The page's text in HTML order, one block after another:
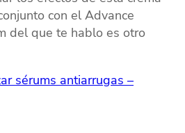
con el Advance
del que te hablo es otro
sérums antiarrugas –